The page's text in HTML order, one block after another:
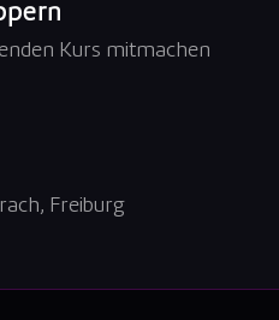
Kurs mitmachen
Freiburg